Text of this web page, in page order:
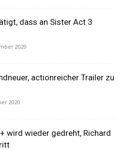
dass an Sister Act 3
2020
actionreicher Trailer zu
2020
wird wieder gedreht, Richard